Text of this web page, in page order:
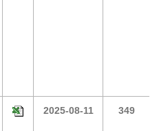
2025-08-11 349